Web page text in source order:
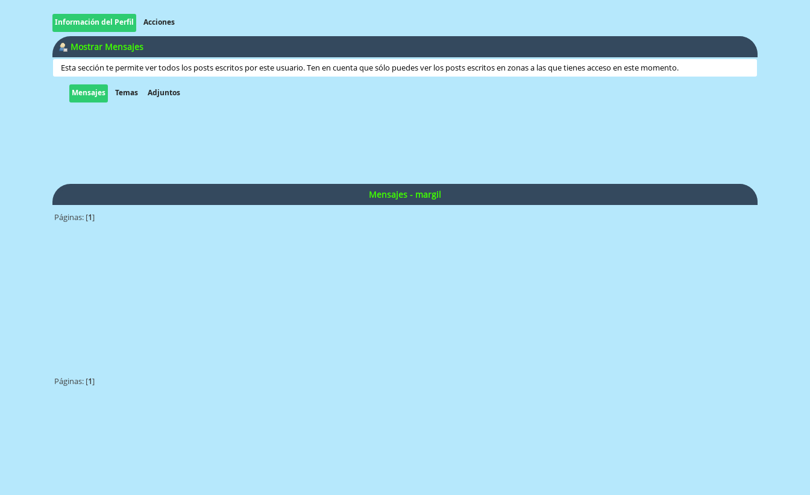
Información del Perfil Acciones
Mostrar Mensajes
Esta sección te permite ver todos los posts escritos por este usuario. Ten en cuenta que sólo puedes ver los posts escritos en zonas a las que tienes acceso en este momento.
Mensajes Temas Adjuntos
Mensajes - margil
Páginas: [1]
Páginas: [1]